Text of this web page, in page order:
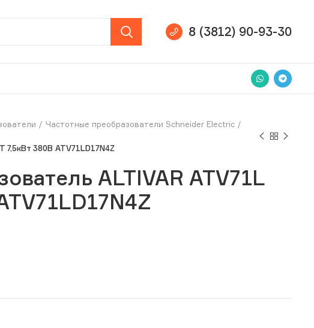
8 (3812) 90-93-30
Частотные преобразователи Schneider Electric
7,5кВт 380В ATV71LD17N4Z
ALTIVAR ATV71L